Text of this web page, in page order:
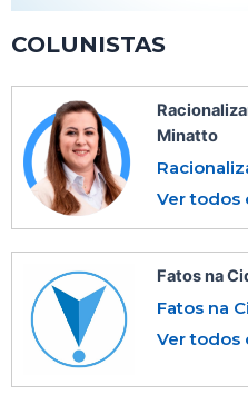
COLUNISTAS
Minatto
Ver todos
Fatos na
Fatos na
Ver todos